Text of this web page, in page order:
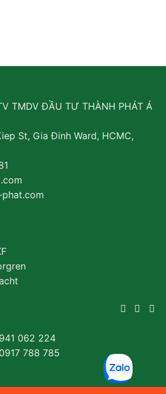
TMDV ĐẦU TƯ THÀNH PHÁT Á
St, Gia Đinh Ward, HCMC,
phat.com
062 224
788 785